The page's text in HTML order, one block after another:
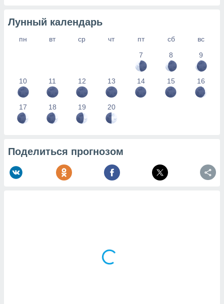
Лунный календарь
пн вт ср чт пт сб
вс
7
8 9
10 11 12 13 14 15 16
17 18 19 20
Поделиться прогнозом